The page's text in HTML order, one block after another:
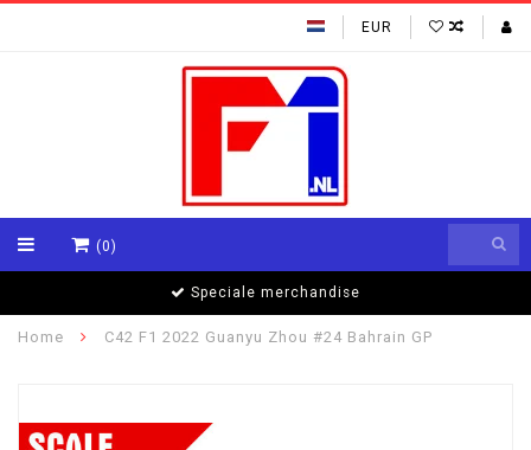
EUR
(0)
Speciale merchandise
Home C42 F1 2022 Guanyu Zhou #24 Bahrain GP